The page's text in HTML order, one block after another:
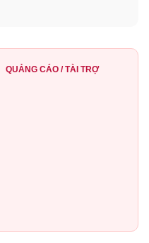
QUẢNG CÁO / TÀI TRỢ